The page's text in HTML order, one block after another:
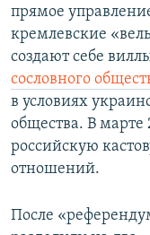
прямое
кремлевские
создают себе
сословного
в условиях
общества. В марте
российскую
отношений.
После